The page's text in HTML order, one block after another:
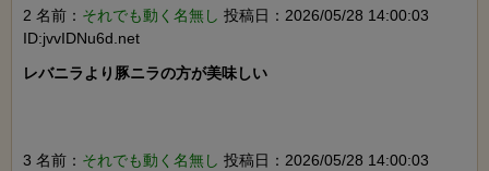
2 名前： それでも動く名無し 投稿日：2026/05/28 14:00:03
ID:jvvIDNu6d.net
レバニラより豚ニラの方が美味しい
3 名前： それでも動く名無し 投稿日：2026/05/28 14:00:03